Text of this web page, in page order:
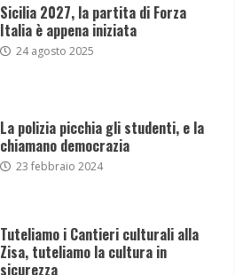
Sicilia 2027, la partita di Forza
Italia è appena iniziata
24 agosto 2025
La polizia picchia gli studenti, e la
chiamano democrazia
23 febbraio 2024
Tuteliamo i Cantieri culturali alla
Zisa, tuteliamo la cultura in
sicurezza